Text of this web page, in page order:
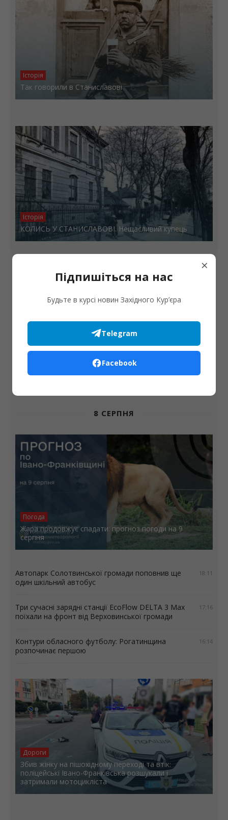
Історія
Так говорили в Станиславові
Історія
КОЛИСЬ У СТАНИСЛАВОВІ. Нещасливий купець
КРИМІНАЛЬНІ ІСТОРІЇ. Співачка-шпигунка
8 СЕРПНЯ
Погода
Жара продовжує спадати: прогноз погоди на 9
серпня
18:11
Автопарк Солотвинської громади поповнив ще
один шкільний автобус
17:16
Три сучасні зарядні станції EcoFlow DELTA 3 Max
поїхали на фронт від Верховинської громади
16:14
Контури обласного футболу: Рогатинщина
розпочинає першою
Дороги
Збив жінку на пішохідному переході та втік:
поліцейські Івано-Франківська розшукали і
затримали мотоцикліста
×
Підпишіться на нас
Будьте в курсі новин Західного Кур’єра
Telegram
Facebook